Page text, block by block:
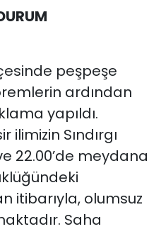
peşpeşe
ardından
yapıldı.
ilimizin Sındırgı
22.00’de meydana
itibarıyla, olumsuz
Saha